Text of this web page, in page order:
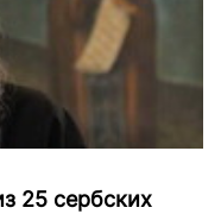
25 сербских